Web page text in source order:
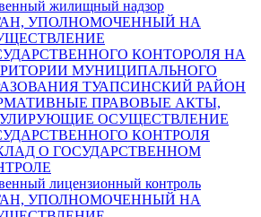
жилищный надзор
УПОЛНОМОЧЕННЫЙ НА
КОНТОРОЛЯ НА
МУНИЦИПАЛЬНОГО
ТУАПСИНСКИЙ РАЙОН
ПРАВОВЫЕ АКТЫ,
ОСУЩЕСТВЛЕНИЕ
КОНТРОЛЯ
О ГОСУДАРСТВЕННОМ
лицензионный контроль
УПОЛНОМОЧЕННЫЙ НА